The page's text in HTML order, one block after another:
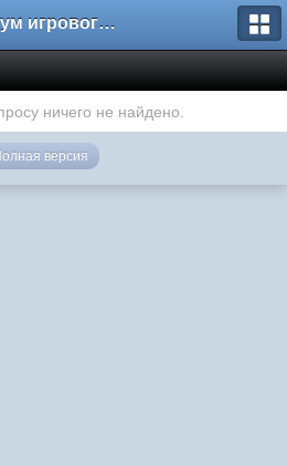
Форум игрового проекта Riverrise
ничего не найдено.
версия